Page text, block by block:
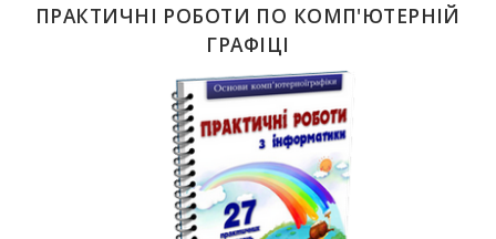
ПРАКТИЧНІ РОБОТИ ПО КОМП'ЮТЕРНІЙ
ГРАФІЦІ